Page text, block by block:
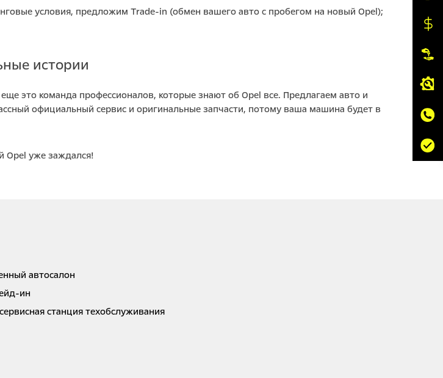
условия, предложим Trade-in (обмен вашего авто с пробегом на новый Opel);
истории
это команда профессионалов, которые знают об Opel все. Предлагаем авто и
официальный сервис и оригинальные запчасти, потому ваша машина будет в
Opel уже заждался!
автосалон
ин
станция техобслуживания